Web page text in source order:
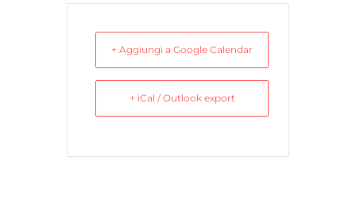
+ Aggiungi a Google Calendar
+ iCal / Outlook export